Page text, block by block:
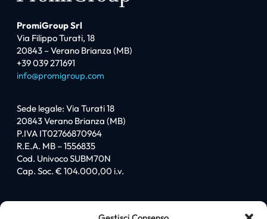
PromiGroup Srl
Via Filippo Turati, 18
20843 – Verano Brianza (MB)
+39 039 271691
info@promigroup.com
Sede legale: Via Turati 18
20843 Verano Brianza (MB)
P.IVA IT02766870964
R.E.A. MB – 1556835
Cod. Univoco SUBM70N
Cap. Soc. € 104.000,00 i.v.
Sitemap